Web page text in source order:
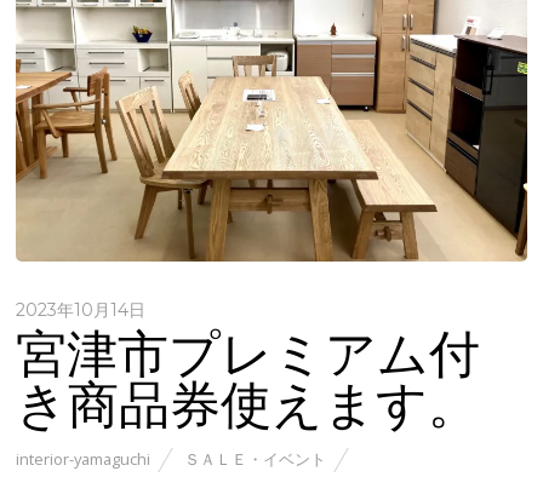
2023年10月14日
宮津市プレミアム付
き商品券使えます。
interior-yamaguchi ＳＡＬＥ・イベント